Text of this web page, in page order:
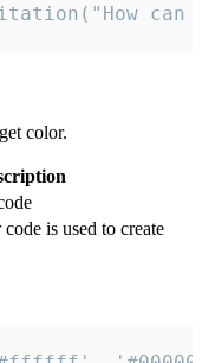
color.
is used to create